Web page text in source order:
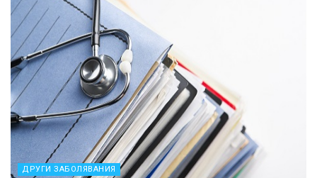
ДРУГИ ЗАБОЛЯВАНИЯ